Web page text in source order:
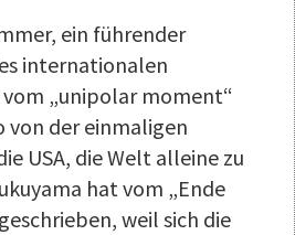
ein führender
internationalen
vom „unipolar moment“
von der einmaligen
USA, die Welt alleine zu
hat vom „Ende
weil sich die